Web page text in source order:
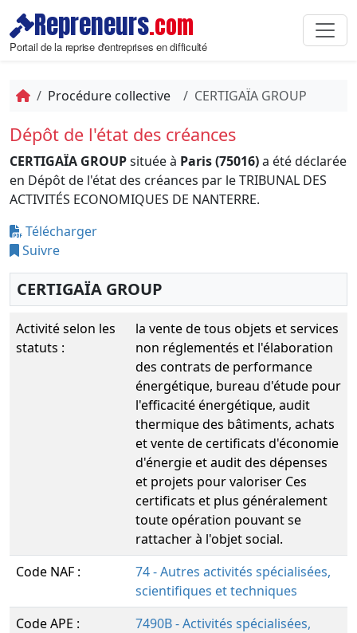
Repreneurs.com
Portail de la reprise d'entreprises en difficulté
Procédure collective CERTIGAÏA GROUP
Dépôt de l'état des créances
CERTIGAÏA GROUPsituée à Paris (75016)a été déclarée
en Dépôt de l'état des créances par le TRIBUNAL DES
ACTIVITÉS ECONOMIQUES DE NANTERRE.
Télécharger
Suivre
CERTIGAÏA GROUP
Activité selon les
statuts :
la vente de tous objets et services
non réglementés et l'élaboration
des contrats de performance
énergétique, bureau d'étude pour
l'efficacité énergétique, audit
thermique des bâtiments, achats
et vente de certificats d'économie
d'énergie et audit des dépenses
et projets pour valoriser Ces
certificats et plus généralement
toute opération pouvant se
rattacher à l'objet social.
Code NAF :
74 - Autres activités spécialisées,
scientifiques et techniques
Code APE :
7490B - Activités spécialisées,